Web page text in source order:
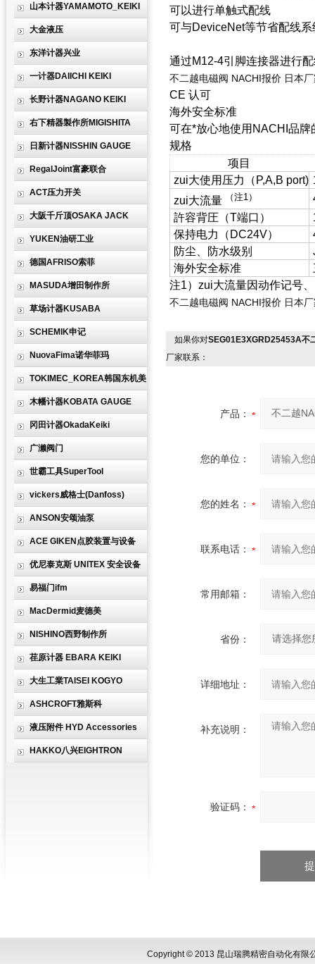
山本计器YAMAMOTO_KEIKI
大金液压
东洋计器兴业
一计器DAIICHI KEIKI
长野计器NAGANO KEIKI
右下精器製作所MIGISHITA
日新计器NISSHIN GAUGE
RegalJoint富豪联合
ACT压力开关
大阪千斤顶OSAKA JACK
YUKEN油研工业
德国AFRISO索菲
MASUDA增田制作所
草场计器KUSABA
SCHEMIK申记
NuovaFima诺华菲玛
TOKIMEC_KOREA韩国东机美
木幡计器KOBATA GAUGE
冈田计器OkadaKeiki
广濑阀门
世霸工具SuperTool
vickers威格士(Danfoss)
ANSON安颂油泵
ACE GIKEN点胶装置与设备
优尼泰克斯 UNITEX 安全设备
易福门ifm
MacDermid麦德美
NISHINO西野制作所
荏原计器 EBARA KEIKI
大生工業TAISEI KOGYO
ASHCROFT雅斯科
液压附件 HYD Accessories
HAKKO八兴EIGHTRON
可以进行单触式配线
可与DeviceNet等节省配线
通过M12-4引脚连接器进行
不二越电磁阀 NACHI报价 日本
CE 认可
海外安全标准
可在*放心地使用NACHI品牌
规格
项目
zui大使用压力（P,A,B port)
zui大流量
（注1）
許容背圧（T端口）
保持电力（DC24V）
防尘、防水级别
海外安全标准
注1）zui大流量因动作记号
不二越电磁阀 NACHI报价 日本
如果你对SEG01E3XGRD25453A不
厂家联系：
产品：
您的单位：
您的姓名：
联系电话：
常用邮箱：
省份：
详细地址：
补充说明：
验证码：
Copyright © 2013 昆山瑞腾精密自动化有限